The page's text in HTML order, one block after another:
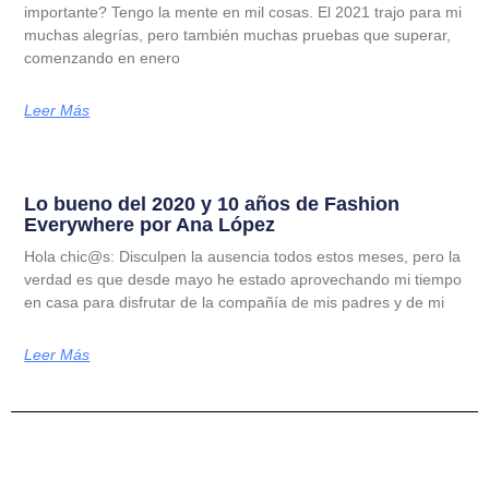
importante? Tengo la mente en mil cosas. El 2021 trajo para mi
muchas alegrías, pero también muchas pruebas que superar,
comenzando en enero
Leer Más
Lo bueno del 2020 y 10 años de Fashion
Everywhere por Ana López
Hola chic@s: Disculpen la ausencia todos estos meses, pero la
verdad es que desde mayo he estado aprovechando mi tiempo
en casa para disfrutar de la compañía de mis padres y de mi
Leer Más